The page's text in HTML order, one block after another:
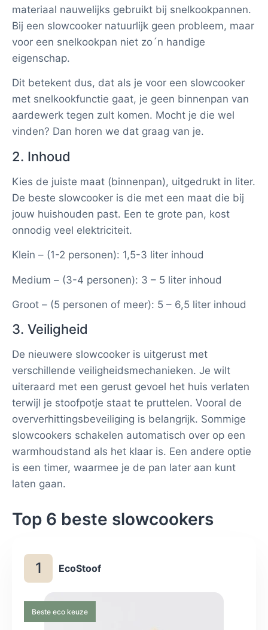
materiaal nauwelijks gebruikt bij snelkookpannen.
Bij een slowcooker natuurlijk geen probleem, maar
voor een snelkookpan niet zo´n handige
eigenschap.
Dit betekent dus, dat als je voor een slowcooker
met snelkookfunctie gaat, je geen binnenpan van
aardewerk tegen zult komen. Mocht je die wel
vinden? Dan horen we dat graag van je.
2. Inhoud
Kies de juiste maat (binnenpan), uitgedrukt in liter.
De beste slowcooker is die met een maat die bij
jouw huishouden past. Een te grote pan, kost
onnodig veel elektriciteit.
Klein – (1-2 personen): 1,5-3 liter inhoud
Medium – (3-4 personen): 3 – 5 liter inhoud
Groot – (5 personen of meer): 5 – 6,5 liter inhoud
3. Veiligheid
De nieuwere slowcooker is uitgerust met
verschillende veiligheidsmechanieken. Je wilt
uiteraard met een gerust gevoel het huis verlaten
terwijl je stoofpotje staat te pruttelen. Vooral de
oververhittingsbeveiliging is belangrijk. Sommige
slowcookers schakelen automatisch over op een
warmhoudstand als het klaar is. Een andere optie
is een timer, waarmee je de pan later aan kunt
laten gaan.
Top 6 beste slowcookers
1 EcoStoof
Beste eco keuze